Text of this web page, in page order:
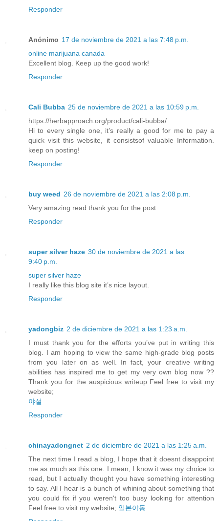
Responder
Anónimo 17 de noviembre de 2021 a las 7:48 p.m.
online marijuana canada
Excellent blog. Keep up the good work!
Responder
Cali Bubba 25 de noviembre de 2021 a las 10:59 p.m.
https://herbapproach.org/product/cali-bubba/
Hi to every single one, it’s really a good for me to pay a
quick visit this website, it consistsof valuable Information.
keep on posting!
Responder
buy weed 26 de noviembre de 2021 a las 2:08 p.m.
Very amazing read thank you for the post
Responder
super silver haze 30 de noviembre de 2021 a las
9:40 p.m.
super silver haze
I really like this blog site it’s nice layout.
Responder
yadongbiz 2 de diciembre de 2021 a las 1:23 a.m.
I must thank you for the efforts you’ve put in writing this
blog. I am hoping to view the same high-grade blog posts
from you later on as well. In fact, your creative writing
abilities has inspired me to get my very own blog now ??
Thank you for the auspicious writeup Feel free to visit my
website;
야설
Responder
chinayadongnet 2 de diciembre de 2021 a las 1:25 a.m.
The next time I read a blog, I hope that it doesnt disappoint
me as much as this one. I mean, I know it was my choice to
read, but I actually thought you have something interesting
to say. All I hear is a bunch of whining about something that
you could fix if you weren't too busy looking for attention
Feel free to visit my website; 일본야동